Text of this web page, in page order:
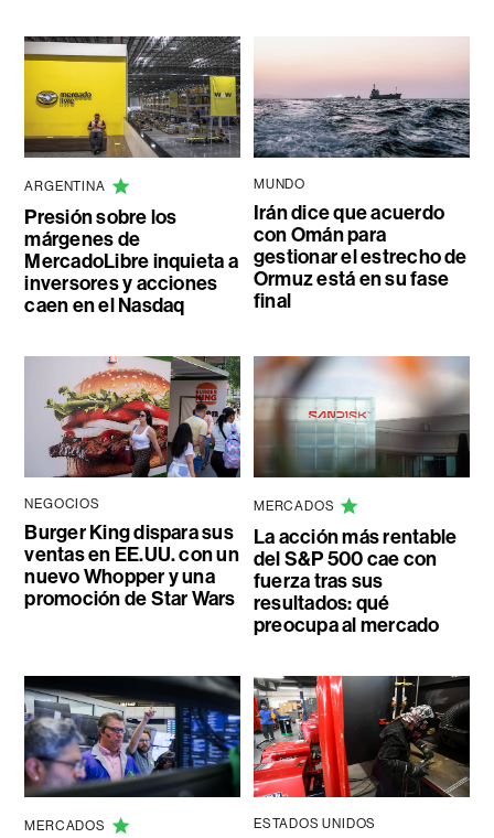
ARGENTINA
Presión sobre los
márgenes de
MercadoLibre inquieta a
inversores y acciones
caen en el Nasdaq
MUNDO
Irán dice que acuerdo
con Omán para
gestionar el estrecho de
Ormuz está en su fase
final
NEGOCIOS
Burger King dispara sus
ventas en EE.UU. con un
nuevo Whopper y una
promoción de Star Wars
MERCADOS
La acción más rentable
del S&P 500 cae con
fuerza tras sus
resultados: qué
preocupa al mercado
MERCADOS ESTADOS UNIDOS